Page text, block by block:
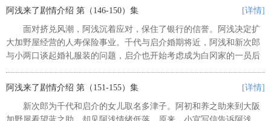
野大失所望。为了安慰祖母，千代强...
阿浅来了剧情介绍 第（146-150）集 [详情]
面对挤兑风潮，阿浅沉着应对，保住了银行的信誉。阿浅决定扩
大加野屋经营的人寿保险事业。千代与启介婚期将近，阿浅和新次郎
与小两口谈起婚礼服装的问题，启介也开始考虑成为白冈家的一员后
到新的知识而高兴。 ...
阿浅来了剧情介绍 第（151-155）集 [详情]
新次郎为千代和启介的女儿取名多津子。阿初和养之助来到大阪